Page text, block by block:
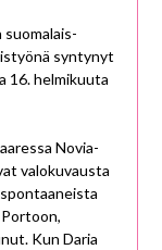
suomalais-
syntynyt
16. helmikuuta
Novia-
valokuvausta
Kun Daria